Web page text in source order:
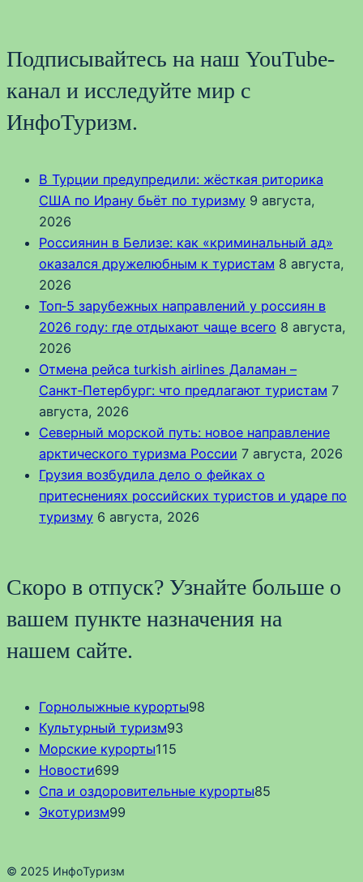
Подписывайтесь на наш YouTube-
канал и исследуйте мир с
ИнфоТуризм.
В Турции предупредили: жёсткая риторика
США по Ирану бьёт по туризму 9 августа,
2026
Россиянин в Белизе: как «криминальный ад»
оказался дружелюбным к туристам 8 августа,
2026
Топ‑5 зарубежных направлений у россиян в
2026 году: где отдыхают чаще всего 8 августа,
2026
Отмена рейса turkish airlines Даламан –
Санкт‑Петербург: что предлагают туристам 7
августа, 2026
Северный морской путь: новое направление
арктического туризма России 7 августа, 2026
Грузия возбудила дело о фейках о
притеснениях российских туристов и ударе по
туризму 6 августа, 2026
Скоро в отпуск? Узнайте больше о
вашем пункте назначения на
нашем сайте.
Горнолыжные курорты98
Культурный туризм93
Морские курорты115
Новости699
Спа и оздоровительные курорты85
Экотуризм99
© 2025 ИнфоТуризм